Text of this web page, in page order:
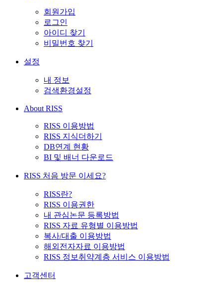
회원가입
로그인
아이디 찾기
비밀번호 찾기
설정
내 정보
검색환경설정
About RISS
RISS 이용방법
RISS 지식더하기
DB연계 현황
BI 및 배너 다운로드
RISS 처음 방문 이세요?
RISS란?
RISS 이용권한
내 관심논문 등록방법
RISS 자료 유형별 이용방법
복사/대출 이용방법
해외전자자료 이용방법
RISS 정보취약계층 서비스 이용방법
고객센터